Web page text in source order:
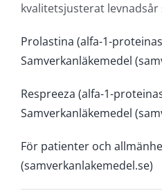
kvalitetsjusterat levnadsår
Prolastina (alfa-1-
Samverkanläkemedel
Respreeza (alfa-1-
Samverkanläkemedel
För patienter och
(samverkanlakemedel.se)